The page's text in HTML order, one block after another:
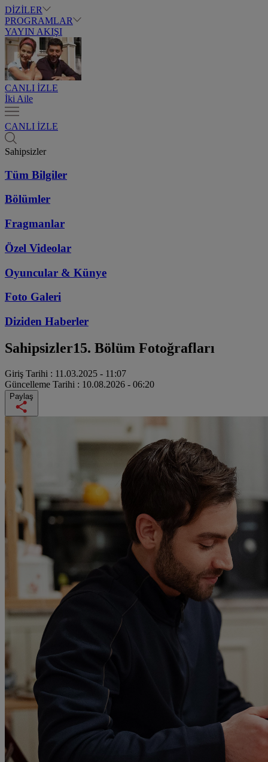
DİZİLER
PROGRAMLAR
YAYIN AKIŞI
CANLI İZLE
İki Aile
CANLI İZLE
Sahipsizler
Tüm Bilgiler
Bölümler
Fragmanlar
Özel Videolar
Oyuncular & Künye
Foto Galeri
Diziden Haberler
Sahipsizler15. Bölüm Fotoğrafları
Giriş Tarihi : 11.03.2025 - 11:07
Güncelleme Tarihi : 10.08.2026 - 06:20
Paylaş